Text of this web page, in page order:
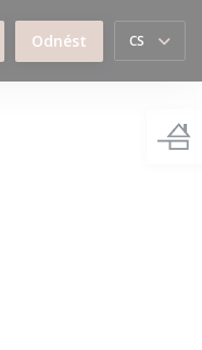
Odnést CS